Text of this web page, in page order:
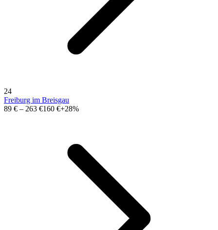
24
Freiburg im Breisgau
89 € – 263 €160 €+28%